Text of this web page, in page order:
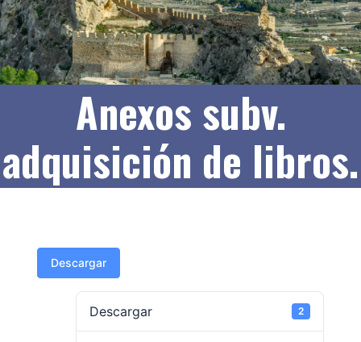
Anexos subv.
adquisición de libros.
Descargar
Descargar 2